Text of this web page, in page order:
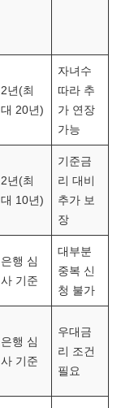
2년(최
대 20년)
자녀수
따라 추
가 연장
가능
2년(최
대 10년)
기준금
리 대비
추가 보
장
은행 심
사 기준
대부분
중복 신
청 불가
은행 심
사 기준
우대금
리 조건
필요